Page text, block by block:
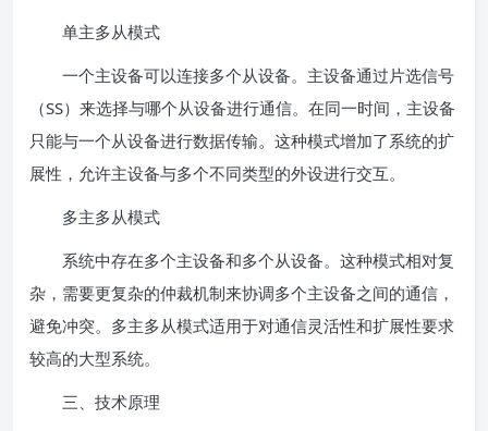
单主多从模式
一个主设备可以连接多个从设备。主设备通过片选信号
（SS）来选择与哪个从设备进行通信。在同一时间，主设备
只能与一个从设备进行数据传输。这种模式增加了系统的扩
展性，允许主设备与多个不同类型的外设进行交互。
多主多从模式
系统中存在多个主设备和多个从设备。这种模式相对复
杂，需要更复杂的仲裁机制来协调多个主设备之间的通信，
避免冲突。多主多从模式适用于对通信灵活性和扩展性要求
较高的大型系统。
三、技术原理